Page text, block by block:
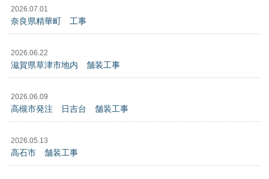
2026.07.01
奈良県精華町 工事
2026.06.22
滋賀県草津市地内 舗装工事
2026.06.09
高槻市発注 日吉台 舗装工事
2026.05.13
高石市 舗装工事